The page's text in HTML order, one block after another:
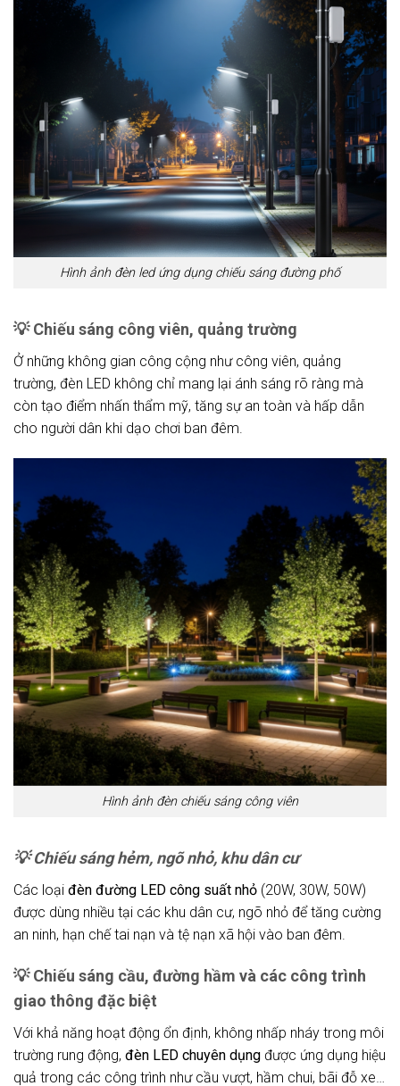
Hình ảnh đèn led ứng dụng chiếu sáng đường phố
💡Chiếu sáng công viên, quảng trường
Ở những không gian công cộng như công viên, quảng
trường, đèn LED không chỉ mang lại ánh sáng rõ ràng mà
còn tạo điểm nhấn thẩm mỹ, tăng sự an toàn và hấp dẫn
cho người dân khi dạo chơi ban đêm.
Hình ảnh đèn chiếu sáng công viên
💡 Chiếu sáng hẻm, ngõ nhỏ, khu dân cư
Các loại đèn đường LED công suất nhỏ (20W, 30W, 50W)
được dùng nhiều tại các khu dân cư, ngõ nhỏ để tăng cường
an ninh, hạn chế tai nạn và tệ nạn xã hội vào ban đêm.
💡Chiếu sáng cầu, đường hầm và các công trình
giao thông đặc biệt
Với khả năng hoạt động ổn định, không nhấp nháy trong môi
trường rung động, đèn LED chuyên dụng được ứng dụng hiệu
quả trong các công trình như cầu vượt, hầm chui, bãi đỗ xe…